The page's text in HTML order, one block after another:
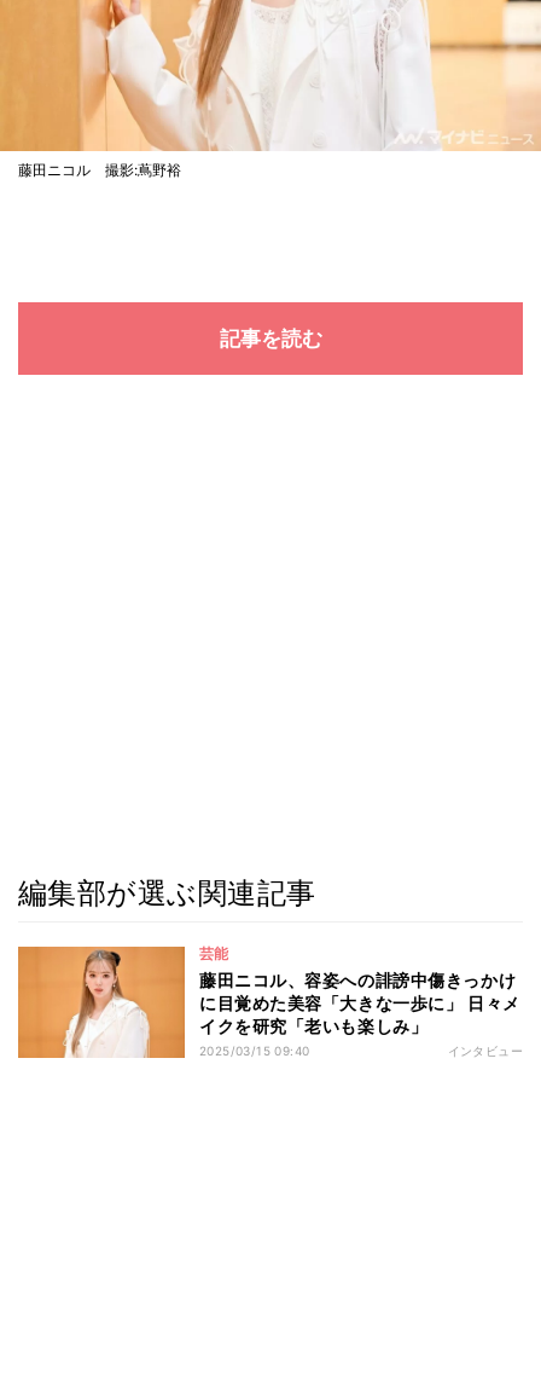
藤田ニコル 撮影:蔦野裕
記事を読む
編集部が選ぶ関連記事
芸能
藤田ニコル、容姿への誹謗中傷きっかけ
に目覚めた美容「大きな一歩に」 日々メ
イクを研究「老いも楽しみ」
2025/03/15 09:40 インタビュー